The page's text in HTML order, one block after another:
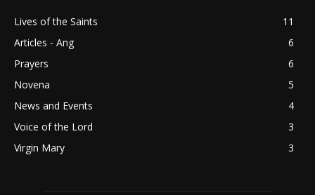
Lives of the Saints
11
Articles - Ang
6
Prayers
6
Novena
5
News and Events
4
Voice of the Lord
3
Virgin Mary
3